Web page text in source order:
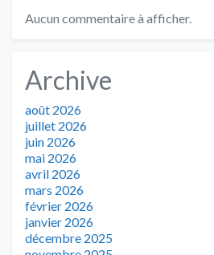
Aucun commentaire à afficher.
Archive
août 2026
juillet 2026
juin 2026
mai 2026
avril 2026
mars 2026
février 2026
janvier 2026
décembre 2025